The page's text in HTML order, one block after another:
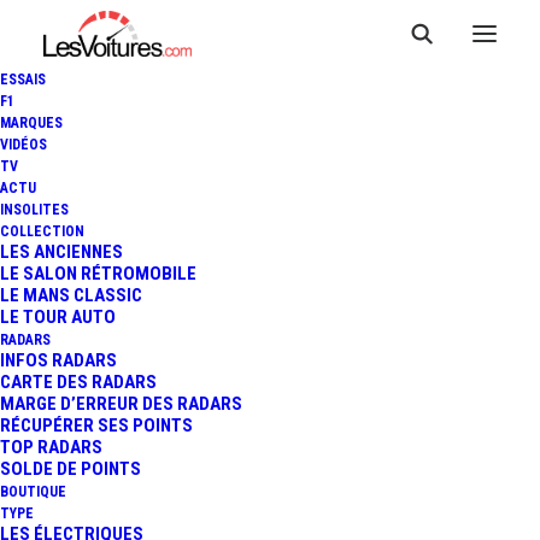
ESSAIS
F1
MARQUES
VIDÉOS
TV
ACTU
INSOLITES
COLLECTION
LES ANCIENNES
LE SALON RÉTROMOBILE
LE MANS CLASSIC
LE TOUR AUTO
RADARS
INFOS RADARS
CARTE DES RADARS
MARGE D’ERREUR DES RADARS
RÉCUPÉRER SES POINTS
TOP RADARS
SOLDE DE POINTS
BOUTIQUE
TYPE
LES ÉLECTRIQUES
18 novembre 2013
MINI : LA NOUVELLE MINI